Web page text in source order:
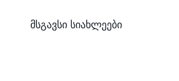
მსგავსი სიახლეები